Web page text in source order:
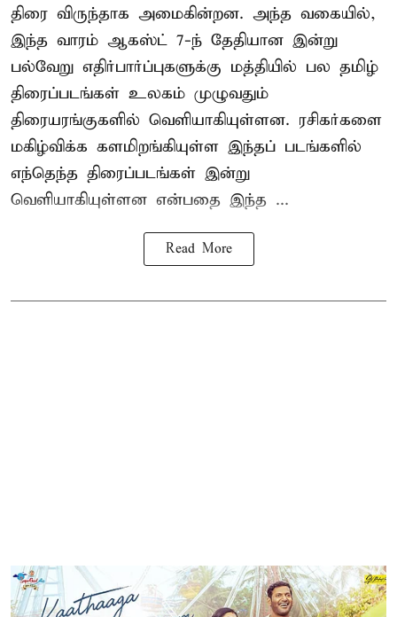
திரை விருந்தாக அமைகின்றன. அந்த வகையில்,
இந்த வாரம் ஆகஸ்ட் 7-ந் தேதியான இன்று
பல்வேறு எதிர்பார்ப்புகளுக்கு மத்தியில் பல தமிழ்
திரைப்படங்கள் உலகம் முழுவதும்
திரையரங்குகளில் வெளியாகியுள்ளன. ரசிகர்களை
மகிழ்விக்க களமிறங்கியுள்ள இந்தப் படங்களில்
எந்தெந்த திரைப்படங்கள் இன்று
வெளியாகியுள்ளன என்பதை இந்த ...
Read More